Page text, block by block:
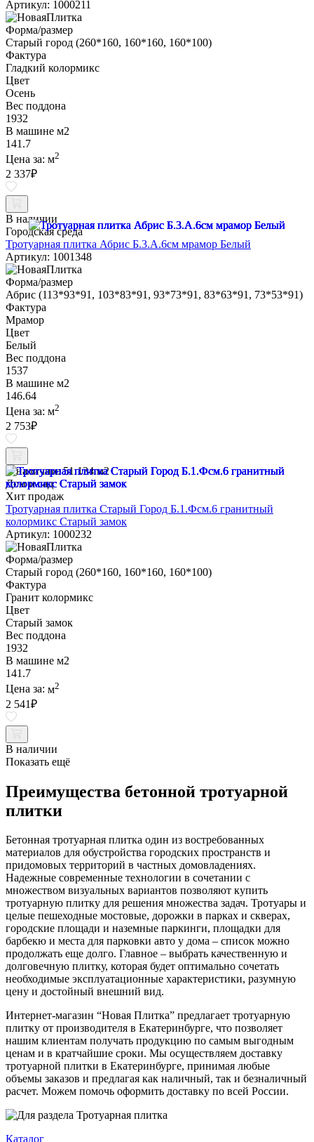
Артикул: 1000211
Форма/размер
Старый город (260*160, 160*160, 160*100)
Фактура
Гладкий колормикс
Цвет
Осень
Вес поддона
1932
В машине м2
141.7
Цена за: м2
2 337₽
В наличии
Городская среда
Тротуарная плитка Абрис Б.3.А.6см мрамор Белый
Артикул: 1001348
Форма/размер
Абрис (113*93*91, 103*83*91, 93*73*91, 83*63*91, 73*53*91)
Фактура
Мрамор
Цвет
Белый
Вес поддона
1537
В машине м2
146.64
Цена за: м2
2 753₽
В наличии: 51.134 м2
Дом и сад
Хит продаж
Тротуарная плитка Старый Город Б.1.Фсм.6 гранитный
колормикс Старый замок
Артикул: 1000232
Форма/размер
Старый город (260*160, 160*160, 160*100)
Фактура
Гранит колормикс
Цвет
Старый замок
Вес поддона
1932
В машине м2
141.7
Цена за: м2
2 541₽
В наличии
Показать ещё
Преимущества бетонной тротуарной
плитки
Бетонная тротуарная плитка один из востребованных
материалов для обустройства городских пространств и
придомовых территорий в частных домовладениях.
Надежные современные технологии в сочетании с
множеством визуальных вариантов позволяют купить
тротуарную плитку для решения множества задач. Тротуары и
целые пешеходные мостовые, дорожки в парках и скверах,
городские площади и наземные паркинги, площадки для
барбекю и места для парковки авто у дома – список можно
продолжать еще долго. Главное – выбрать качественную и
долговечную плитку, которая будет оптимально сочетать
необходимые эксплуатационные характеристики, разумную
цену и достойный внешний вид.
Интернет-магазин “Новая Плитка” предлагает тротуарную
плитку от производителя в Екатеринбурге, что позволяет
нашим клиентам получать продукцию по самым выгодным
ценам и в кратчайшие сроки. Мы осуществляем доставку
тротуарной плитки в Екатеринбурге, принимая любые
объемы заказов и предлагая как наличный, так и безналичный
расчет. Можем помочь оформить доставку по всей России.
Каталог